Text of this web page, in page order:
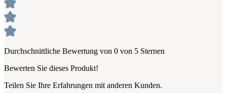
Durchschnittliche Bewertung von 0 von 5 Sternen
Bewerten Sie dieses Produkt!
Teilen Sie Ihre Erfahrungen mit anderen Kunden.